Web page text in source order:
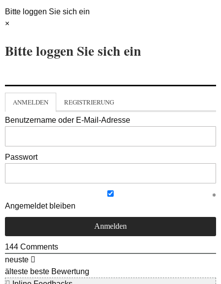
Bitte loggen Sie sich ein
×
Bitte loggen Sie sich ein
ANMELDEN REGISTRIERUNG
Benutzername oder E-Mail-Adresse
Passwort
Angemeldet bleiben
144 Comments
neuste
älteste beste Bewertung